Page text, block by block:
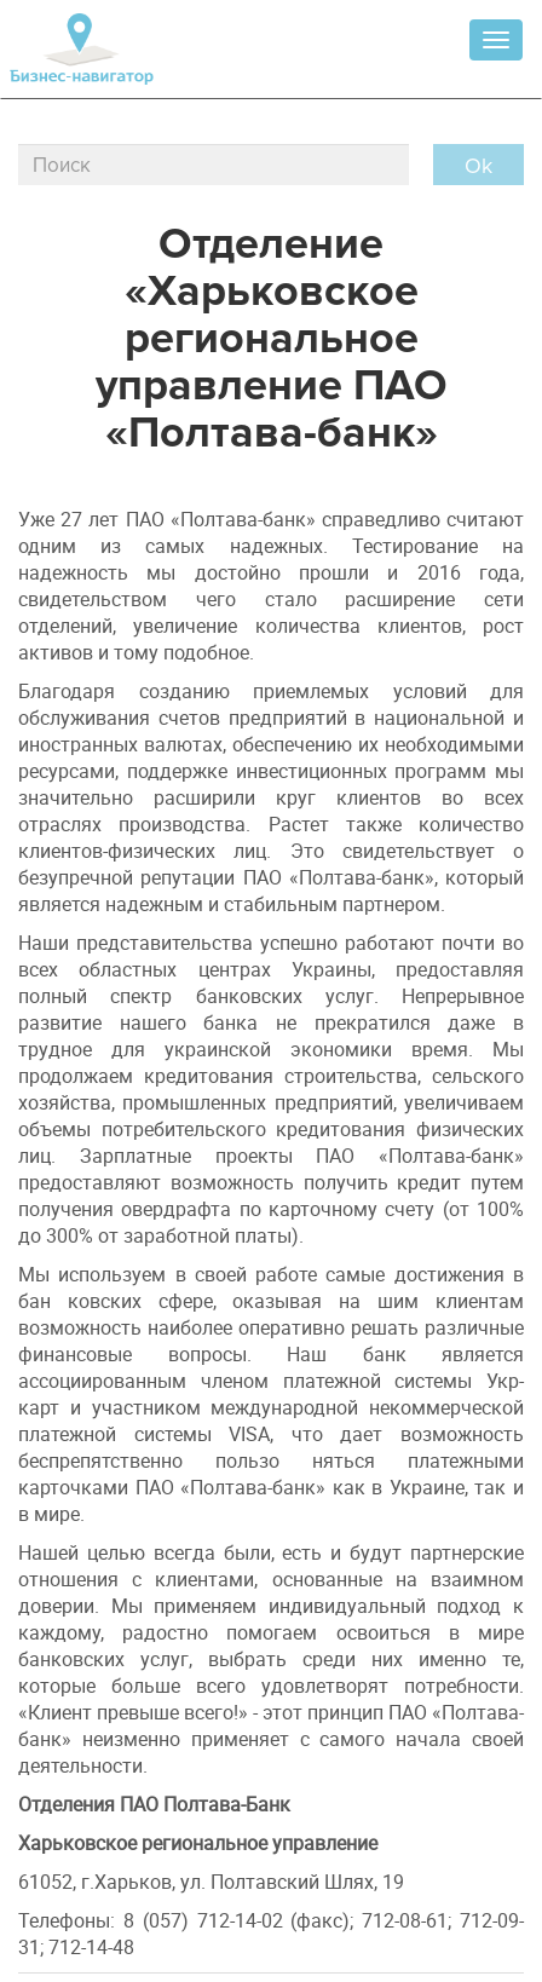
Ok
Отделение
«Харьковское
региональное
управление ПАО
«Полтава-банк»
Уже 27 лет ПАО «Полтава-банк» справедливо считают
одним из самых надежных. Тестирование на
надежность мы достойно прошли и 2016 года,
свидетельством чего стало расширение сети
отделений, увеличение количества клиентов, рост
активов и тому подобное.
Благодаря созданию приемлемых условий для
обслуживания счетов предприятий в национальной и
иностранных валютах, обеспечению их необходимыми
ресурсами, поддержке инвестиционных программ мы
значительно расширили круг клиентов во всех
отраслях производства. Растет также количество
клиентов-физических лиц. Это свидетельствует о
безупречной репутации ПАО «Полтава-банк», который
является надежным и стабильным партнером.
Наши представительства успешно работают почти во
всех областных центрах Украины, предоставляя
полный спектр банковских услуг. Непрерывное
развитие нашего банка не прекратился даже в
трудное для украинской экономики время. Мы
продолжаем кредитования строительства, сельского
хозяйства, промышленных предприятий, увеличиваем
объемы потребительского кредитования физических
лиц. Зарплатные проекты ПАО «Полтава-банк»
предоставляют возможность получить кредит путем
получения овердрафта по карточному счету (от 100%
до 300% от заработной платы).
Мы используем в своей работе самые достижения в
бан ковских сфере, оказывая на шим клиентам
возможность наиболее оперативно решать различные
финансовые вопросы. Наш банк является
ассоциированным членом платежной системы Укр-
карт и участником международной некоммерческой
платежной системы VISA, что дает возможность
беспрепятственно пользо няться платежными
карточками ПАО «Полтава-банк» как в Украине, так и
в мире.
Нашей целью всегда были, есть и будут партнерские
отношения с клиентами, основанные на взаимном
доверии. Мы применяем индивидуальный подход к
каждому, радостно помогаем освоиться в мире
банковских услуг, выбрать среди них именно те,
которые больше всего удовлетворят потребности.
«Клиент превыше всего!» - этот принцип ПАО «Полтава-
банк» неизменно применяет с самого начала своей
деятельности.
Отделения ПАО Полтава-Банк
Харьковское региональное управление
61052, г.Харьков, ул. Полтавский Шлях, 19
Телефоны: 8 (057) 712-14-02 (факс); 712-08-61; 712-09-
31; 712-14-48